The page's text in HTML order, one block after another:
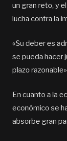
un gran reto, y
lucha contra la
«Su deber es
se pueda hacer
plazo
En cuanto a la
económico se
absorbe gran